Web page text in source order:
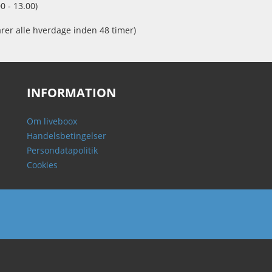
- 13.00)
alle hverdage inden 48 timer)
INFORMATION
Om liveboox
Handelsbetingelser
Persondatapolitik
Cookies